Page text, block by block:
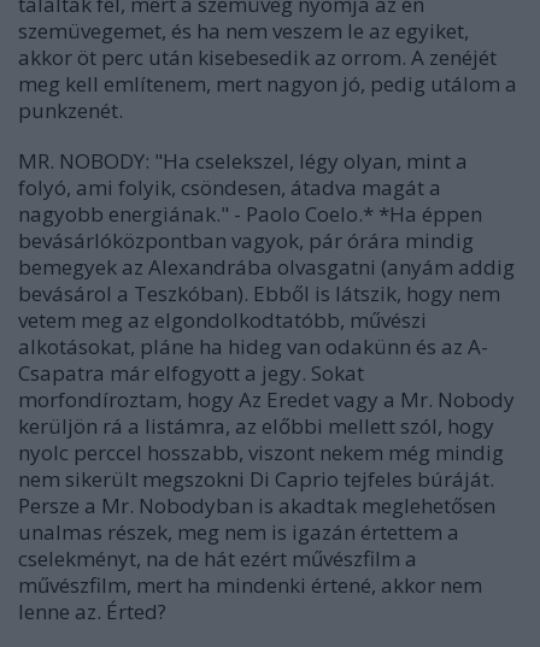
szemüvegemet, és ha nem veszem le az egyiket,
akkor öt perc után kisebesedik az orrom. A zenéjét
meg kell említenem, mert nagyon jó, pedig utálom a
punkzenét.
MR. NOBODY: "Ha cselekszel, légy olyan, mint a
folyó, ami folyik, csöndesen, átadva magát a
nagyobb energiának." - Paolo Coelo.* *Ha éppen
bevásárlóközpontban vagyok, pár órára mindig
bemegyek az Alexandrába olvasgatni (anyám addig
bevásárol a Teszkóban). Ebből is látszik, hogy nem
vetem meg az elgondolkodtatóbb, művészi
alkotásokat, pláne ha hideg van odakünn és az A-
Csapatra már elfogyott a jegy. Sokat
morfondíroztam, hogy Az Eredet vagy a Mr. Nobody
kerüljön rá a listámra, az előbbi mellett szól, hogy
nyolc perccel hosszabb, viszont nekem még mindig
nem sikerült megszokni Di Caprio tejfeles búráját.
Persze a Mr. Nobodyban is akadtak meglehetősen
unalmas részek, meg nem is igazán értettem a
cselekményt, na de hát ezért művészfilm a
művészfilm, mert ha mindenki értené, akkor nem
lenne az. Érted?